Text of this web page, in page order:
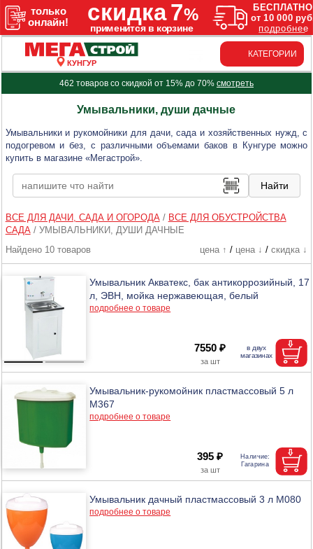
КУНГУР
КАТЕГОРИИ
462 товаров со скидкой от 15% до 70% смотреть
Умывальники, души дачные
Умывальники и рукомойники для дачи, сада и хозяйственных нужд, с
подогревом и без, с различными объемами баков в Кунгуре можно
купить в магазине «Мегастрой».
ВСЕ ДЛЯ ДАЧИ, САДА И ОГОРОДА/ ВСЕ ДЛЯ ОБУСТРОЙСТВА
САДА/ УМЫВАЛЬНИКИ, ДУШИ ДАЧНЫЕ
Найдено 10 товаров
цена ↑ / цена ↓ / скидка ↓
Умывальник Акватекс, бак антикоррозийный, 17
л, ЭВН, мойка нержавеющая, белый
подробнее о товаре
7550 ₽
Умывальник-рукомойник пластмассовый 5 л
М367
подробнее о товаре
395 ₽
Умывальник дачный пластмассовый 3 л М080
подробнее о товаре